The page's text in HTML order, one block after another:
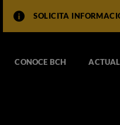
SOLICITA
CONOCE BCH